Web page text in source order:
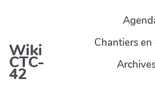
Aller au contenu principal
Wiki
CTC-
42
Chantiers en